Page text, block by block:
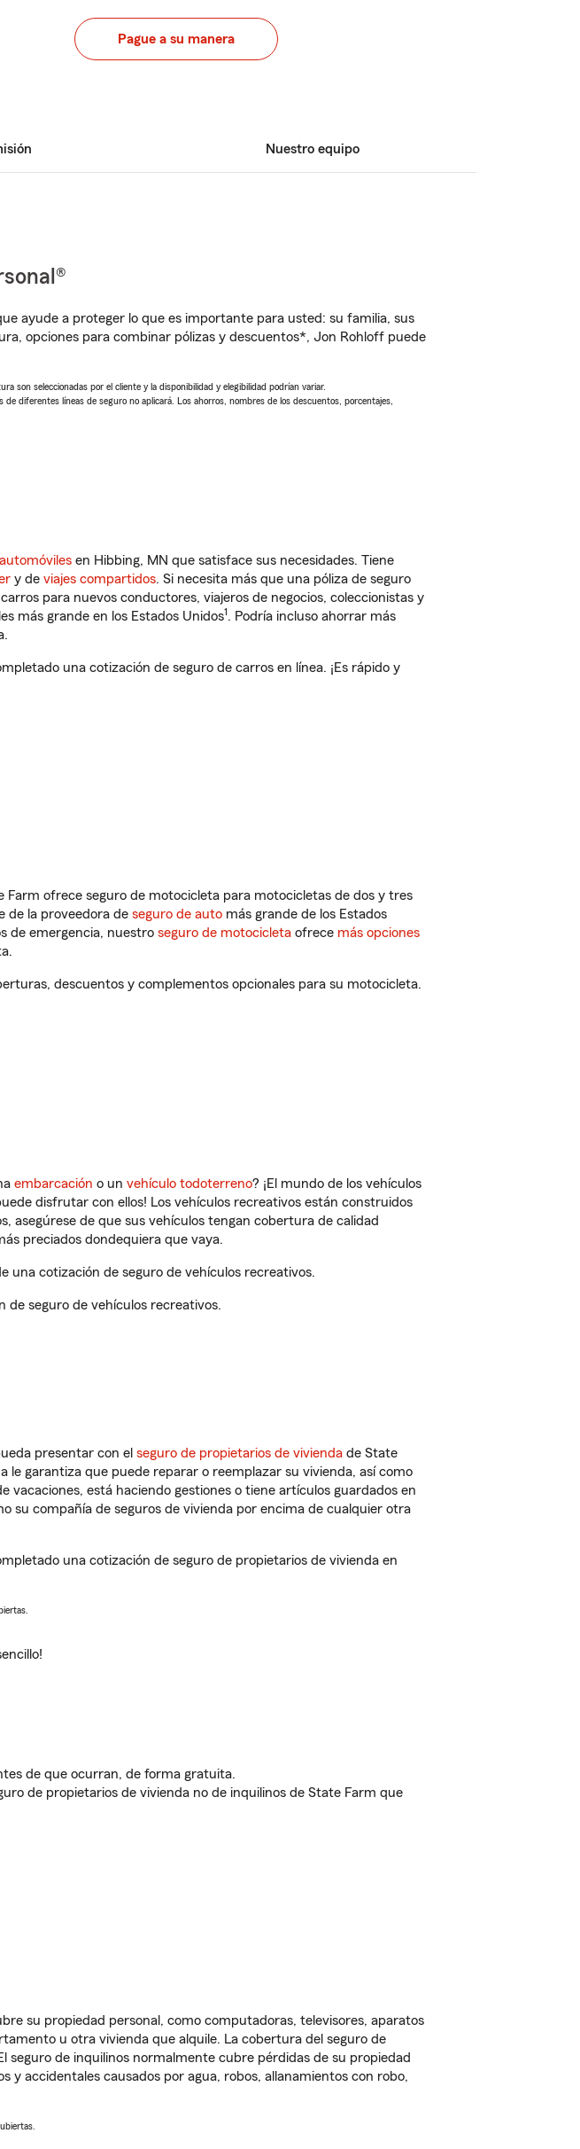
Pague a su manera
Nuestro equipo
ayude a proteger lo que es importante para usted: su familia, sus
opciones para combinar pólizas y descuentos*, Jon Rohloff puede
son seleccionadas por el cliente y la disponibilidad y elegibilidad podrían variar.
diferentes líneas de seguro no aplicará. Los ahorros, nombres de los descuentos, porcentajes,
en Hibbing, MN que satisface sus necesidades. Tiene
y de viajes compartidos. Si necesita más que una póliza de seguro
para nuevos conductores, viajeros de negocios, coleccionistas y
más grande en los Estados Unidos1. Podría incluso ahorrar más
una cotización de seguro de carros en línea. ¡Es rápido y
ofrece seguro de motocicleta para motocicletas de dos y tres
de la proveedora de seguro de auto más grande de los Estados
de emergencia, nuestro seguro de motocicleta ofrece más opciones
descuentos y complementos opcionales para su motocicleta.
embarcación o un vehículo todoterreno? ¡El mundo de los vehículos
disfrutar con ellos! Los vehículos recreativos están construidos
asegúrese de que sus vehículos tengan cobertura de calidad
preciados dondequiera que vaya.
una cotización de seguro de vehículos recreativos.
de seguro de vehículos recreativos.
presentar con el seguro de propietarios de vivienda de State
le garantiza que puede reparar o reemplazar su vivienda, así como
vacaciones, está haciendo gestiones o tiene artículos guardados en
su compañía de seguros de vivienda por encima de cualquier otra
una cotización de seguro de propietarios de vivienda en
de que ocurran, de forma gratuita.
de propietarios de vivienda no de inquilinos de State Farm que
su propiedad personal, como computadoras, televisores, aparatos
u otra vivienda que alquile. La cobertura del seguro de
seguro de inquilinos normalmente cubre pérdidas de su propiedad
y accidentales causados por agua, robos, allanamientos con robo,